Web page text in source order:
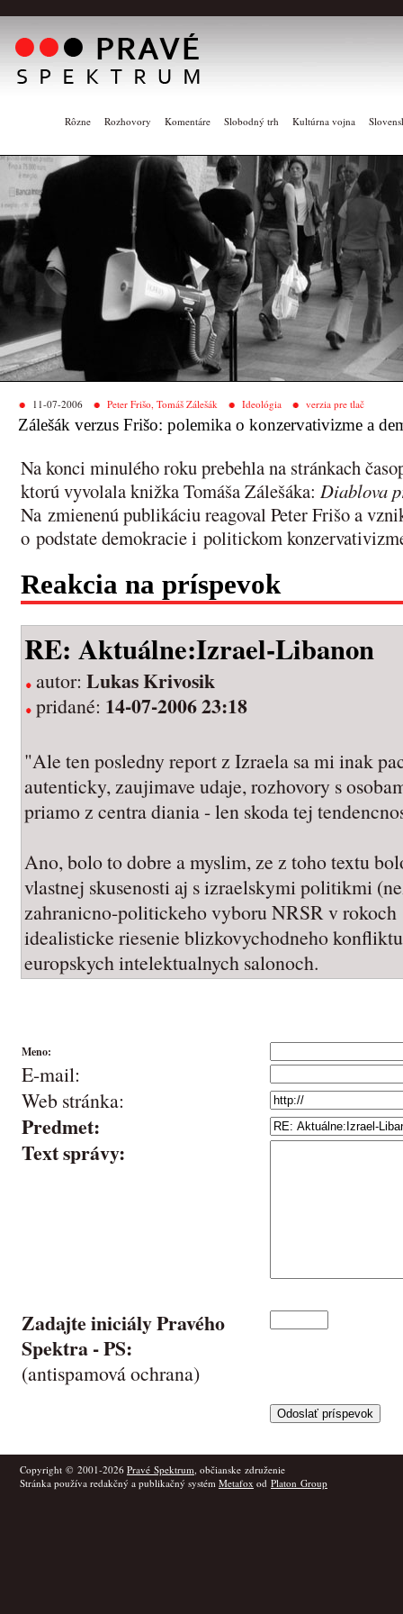
Rôzne Rozhovory Komentáre Slobodný trh Kultúrna vojna
11-07-2006 Peter Frišo, Tomáš Zálešák Ideológia verzia pre tlač
Zálešák verzus Frišo: polemika o konzervativizme a
Na konci minulého roku prebehla na stránkach
ktorú vyvolala knižka Tomáša Zálešáka: Diablova
Na zmienenú publikáciu reagoval Peter Frišo a
o podstate demokracie i politickom
Reakcia na príspevok
RE: Aktuálne:Izrael-Libanon
autor: Lukas Krivosik
pridané: 14-07-2006 23:18
"Ale ten posledny report z Izraela sa mi inak
autenticky, zaujimave udaje, rozhovory s
priamo z centra diania - len skoda tej
Ano, bolo to dobre a myslim, ze z toho textu
vlastnej skusenosti aj s izraelskymi politikmi
zahranicno-politickeho vyboru NRSR v rokoch
idealisticke riesenie blizkovychodneho
europskych intelektualnych salonoch.
Meno:
E-mail:
Web stránka:
Predmet:
Text správy:
Zadajte iniciály Pravého
Spektra -PS:
(antispamová ochrana)
Copyright © 2001-2026 Pravé Spektrum, občianske združenie
Stránka používa redakčný a publikačný systém Metafox od Platon Group